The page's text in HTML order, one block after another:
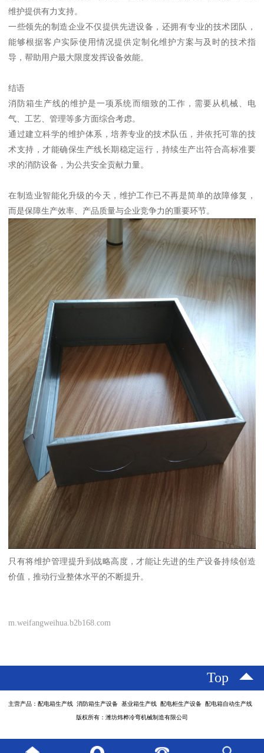
维护提供有力支持。
一些领先的制造企业不仅提供先进设备，还拥有专业的技术团队，
能够根据客户实际使用情况提供定制化维护方案与及时的技术指
导，帮助用户最大限度发挥设备效能。
结语
消防箱生产线的维护是一项系统而细致的工作，需要从机械、电
气、工艺、管理等多方面综合考虑。
通过建立科学的维护体系，培养专业的技术队伍，并依托可靠的技
术支持，才能确保生产线长期稳定运行，持续生产出符合高标准要
求的消防设备，为公共安全贡献力量。
在制造业智能化升级的今天，维护工作已不再是简单的故障修复，
而是保障生产效率、产品质量与企业竞争力的重要环节。
只有将维护管理提升到战略高度，才能让先进的生产设备持续创造
价值，推动行业整体水平的不断提升。
m.weifangweihua.b2b168.com
Top
主营产品：配电箱生产线 消防箱生产设备 基业箱生产线 配电柜生产设备 配电箱自动生产线
版权所有：潍坊炜桦冷弯机械制造有限公司